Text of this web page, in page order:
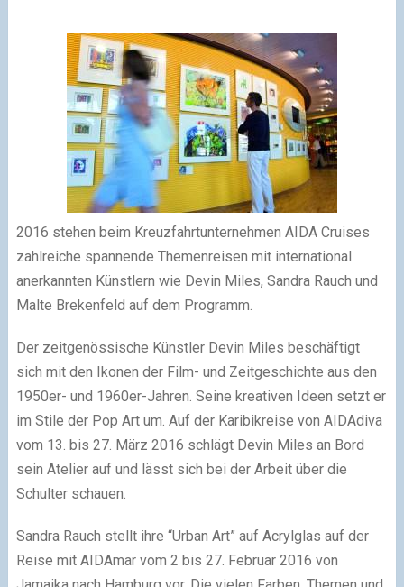
2016 stehen beim Kreuzfahrtunternehmen AIDA Cruises
zahlreiche spannende Themenreisen mit international
anerkannten Künstlern wie Devin Miles, Sandra Rauch und
Malte Brekenfeld auf dem Programm.
Der zeitgenössische Künstler Devin Miles beschäftigt
sich mit den Ikonen der Film- und Zeitgeschichte aus den
1950er- und 1960er-Jahren. Seine kreativen Ideen setzt er
im Stile der Pop Art um. Auf der Karibikreise von AIDAdiva
vom 13. bis 27. März 2016 schlägt Devin Miles an Bord
sein Atelier auf und lässt sich bei der Arbeit über die
Schulter schauen.
Sandra Rauch stellt ihre “Urban Art” auf Acrylglas auf der
Reise mit AIDAmar vom 2 bis 27. Februar 2016 von